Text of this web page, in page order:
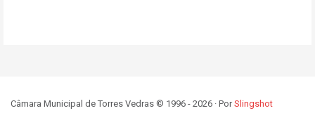
Câmara Municipal de Torres Vedras © 1996 - 2026 · PorSlingshot